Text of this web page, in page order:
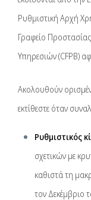
Ρυθμιστική Αρχή
Γραφείο
Υπηρεσιών (CFPB)
Ακολουθούν
εκτίθεστε όταν
Ρυθμιστικός
σχετικών με
καθιστά τη
τον Δεκέμβριο